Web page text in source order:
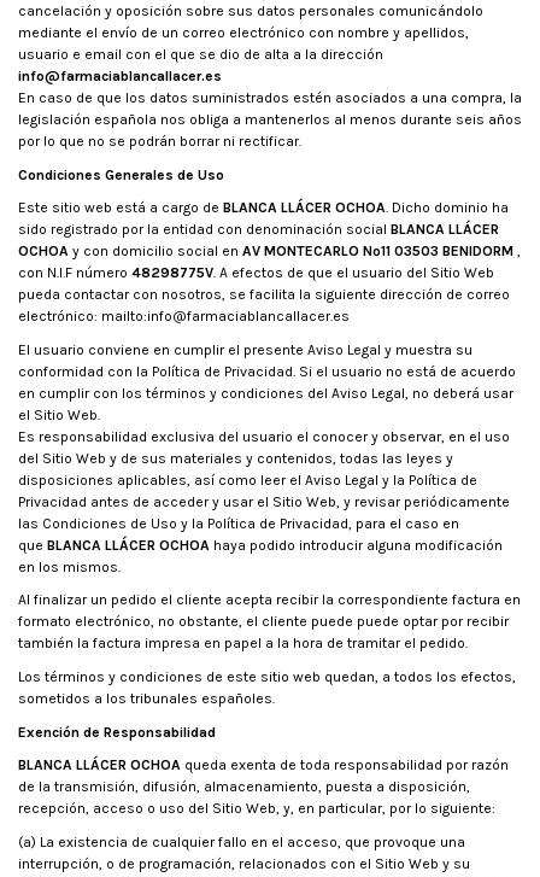
cancelación y oposición sobre sus datos personales comunicándolo
mediante el envío de un correo electrónico con nombre y apellidos,
usuario e email con el que se dio de alta a la dirección
info@farmaciablancallacer.es
En caso de que los datos suministrados estén asociados a una compra, la
legislación española nos obliga a mantenerlos al menos durante seis años
por lo que no se podrán borrar ni rectificar.
Condiciones Generales de Uso
Este sitio web está a cargo de BLANCA LLÁCER OCHOA. Dicho dominio ha
sido registrado por la entidad con denominación social BLANCA LLÁCER
OCHOA y con domicilio social en AV MONTECARLO Nº11 03503 BENIDORM ,
con N.I.F número 48298775V. A efectos de que el usuario del Sitio Web
pueda contactar con nosotros, se facilita la siguiente dirección de correo
electrónico: mailto:info@farmaciablancallacer.es
El usuario conviene en cumplir el presente Aviso Legal y muestra su
conformidad con la Política de Privacidad. Si el usuario no está de acuerdo
en cumplir con los términos y condiciones del Aviso Legal, no deberá usar
el Sitio Web.
Es responsabilidad exclusiva del usuario el conocer y observar, en el uso
del Sitio Web y de sus materiales y contenidos, todas las leyes y
disposiciones aplicables, así como leer el Aviso Legal y la Política de
Privacidad antes de acceder y usar el Sitio Web, y revisar periódicamente
las Condiciones de Uso y la Política de Privacidad, para el caso en
que BLANCA LLÁCER OCHOA haya podido introducir alguna modificación
en los mismos.
Al finalizar un pedido el cliente acepta recibir la correspondiente factura en
formato electrónico, no obstante, el cliente puede puede optar por recibir
también la factura impresa en papel a la hora de tramitar el pedido.
Los términos y condiciones de este sitio web quedan, a todos los efectos,
sometidos a los tribunales españoles.
Exención de Responsabilidad
BLANCA LLÁCER OCHOA queda exenta de toda responsabilidad por razón
de la transmisión, difusión, almacenamiento, puesta a disposición,
recepción, acceso o uso del Sitio Web, y, en particular, por lo siguiente:
(a) La existencia de cualquier fallo en el acceso, que provoque una
interrupción, o de programación, relacionados con el Sitio Web y su